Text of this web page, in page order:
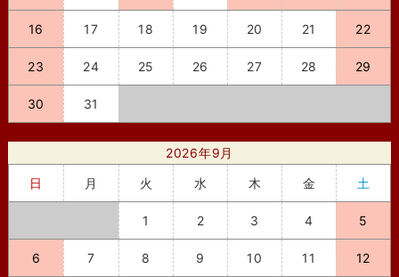
16 17 18 19 20 21 22
23 24 25 26 27 28 29
30 31
2026年9月
日
月 火 水 木 金 土
1 2 3 4 5
6 7 8 9 10 11 12